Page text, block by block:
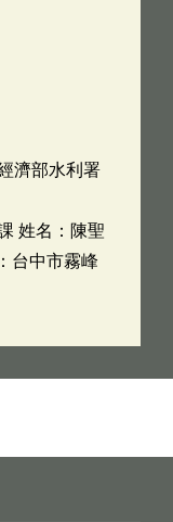
濟部水利署
姓名：陳聖
台中市霧峰